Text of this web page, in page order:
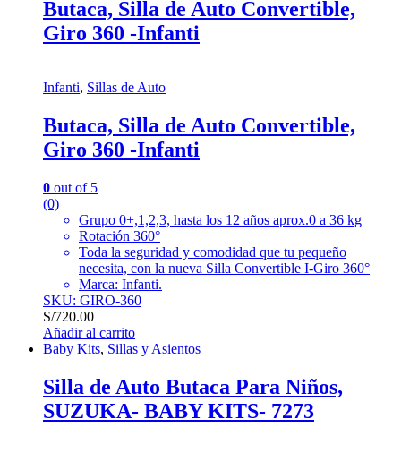
Butaca, Silla de Auto Convertible,
Giro 360 -Infanti
Infanti, Sillas de Auto
Butaca, Silla de Auto Convertible,
Giro 360 -Infanti
0 out of 5
(0)
Grupo 0+,1,2,3, hasta los 12 años aprox.0 a 36 kg
Rotación 360°
Toda la seguridad y comodidad que tu pequeño
necesita, con la nueva Silla Convertible I-Giro 360°
Marca: Infanti.
SKU: GIRO-360
S/720.00
Añadir al carrito
Baby Kits, Sillas y Asientos
Silla de Auto Butaca Para Niños,
SUZUKA- BABY KITS- 7273